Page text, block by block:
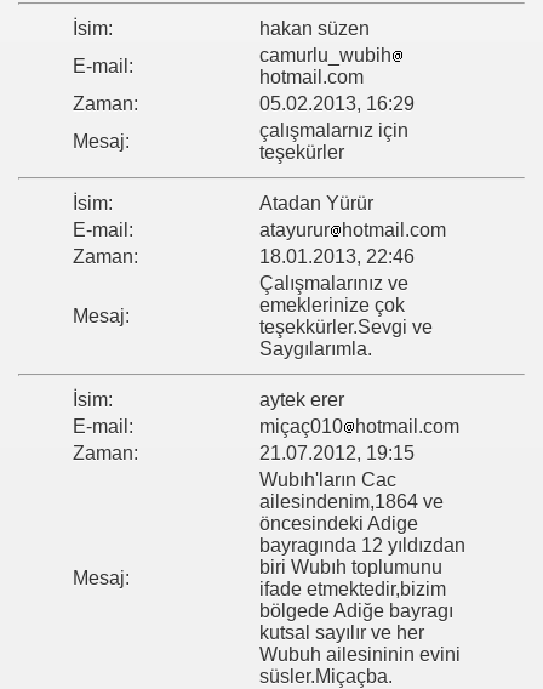
İsim:
hakan süzen
E-mail:
camurlu_wubih
hotmail.com
Zaman:
05.02.2013, 16:29
Mesaj:
çalışmalarnız için
teşekürler
İsim:
Atadan Yürür
E-mail:
atayurur
hotmail.com
Zaman:
18.01.2013, 22:46
Mesaj:
Çalışmalarınız ve
emeklerinize çok
teşekkürler.Sevgi ve
Saygılarımla.
İsim:
aytek erer
E-mail:
miçaç010
hotmail.com
Zaman:
21.07.2012, 19:15
Mesaj:
Wubıh'ların Cac
ailesindenim,1864 ve
öncesindeki Adige
bayragında 12 yıldızdan
biri Wubıh toplumunu
ifade etmektedir,bizim
bölgede Adiğe bayragı
kutsal sayılır ve her
Wubuh ailesininin evini
süsler.Miçaçba.